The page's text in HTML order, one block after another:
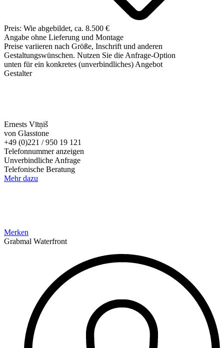
Preis: Wie abgebildet, ca. 8.500 €
Angabe ohne Lieferung und Montage
Preise variieren nach Größe, Inschrift und anderen
Gestaltungswünschen. Nutzen Sie die Anfrage-Option
unten für ein konkretes (unverbindliches) Angebot
Gestalter
Ernests Vītņiš
von Glasstone
+49 (0)221 / 950 19 121
Telefonnummer anzeigen
Unverbindliche Anfrage
Telefonische Beratung
Mehr dazu
Merken
Grabmal Waterfront